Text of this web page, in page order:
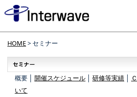
HOME> セミナー
概要 │ 開催スケジュール 研修等実績
いて